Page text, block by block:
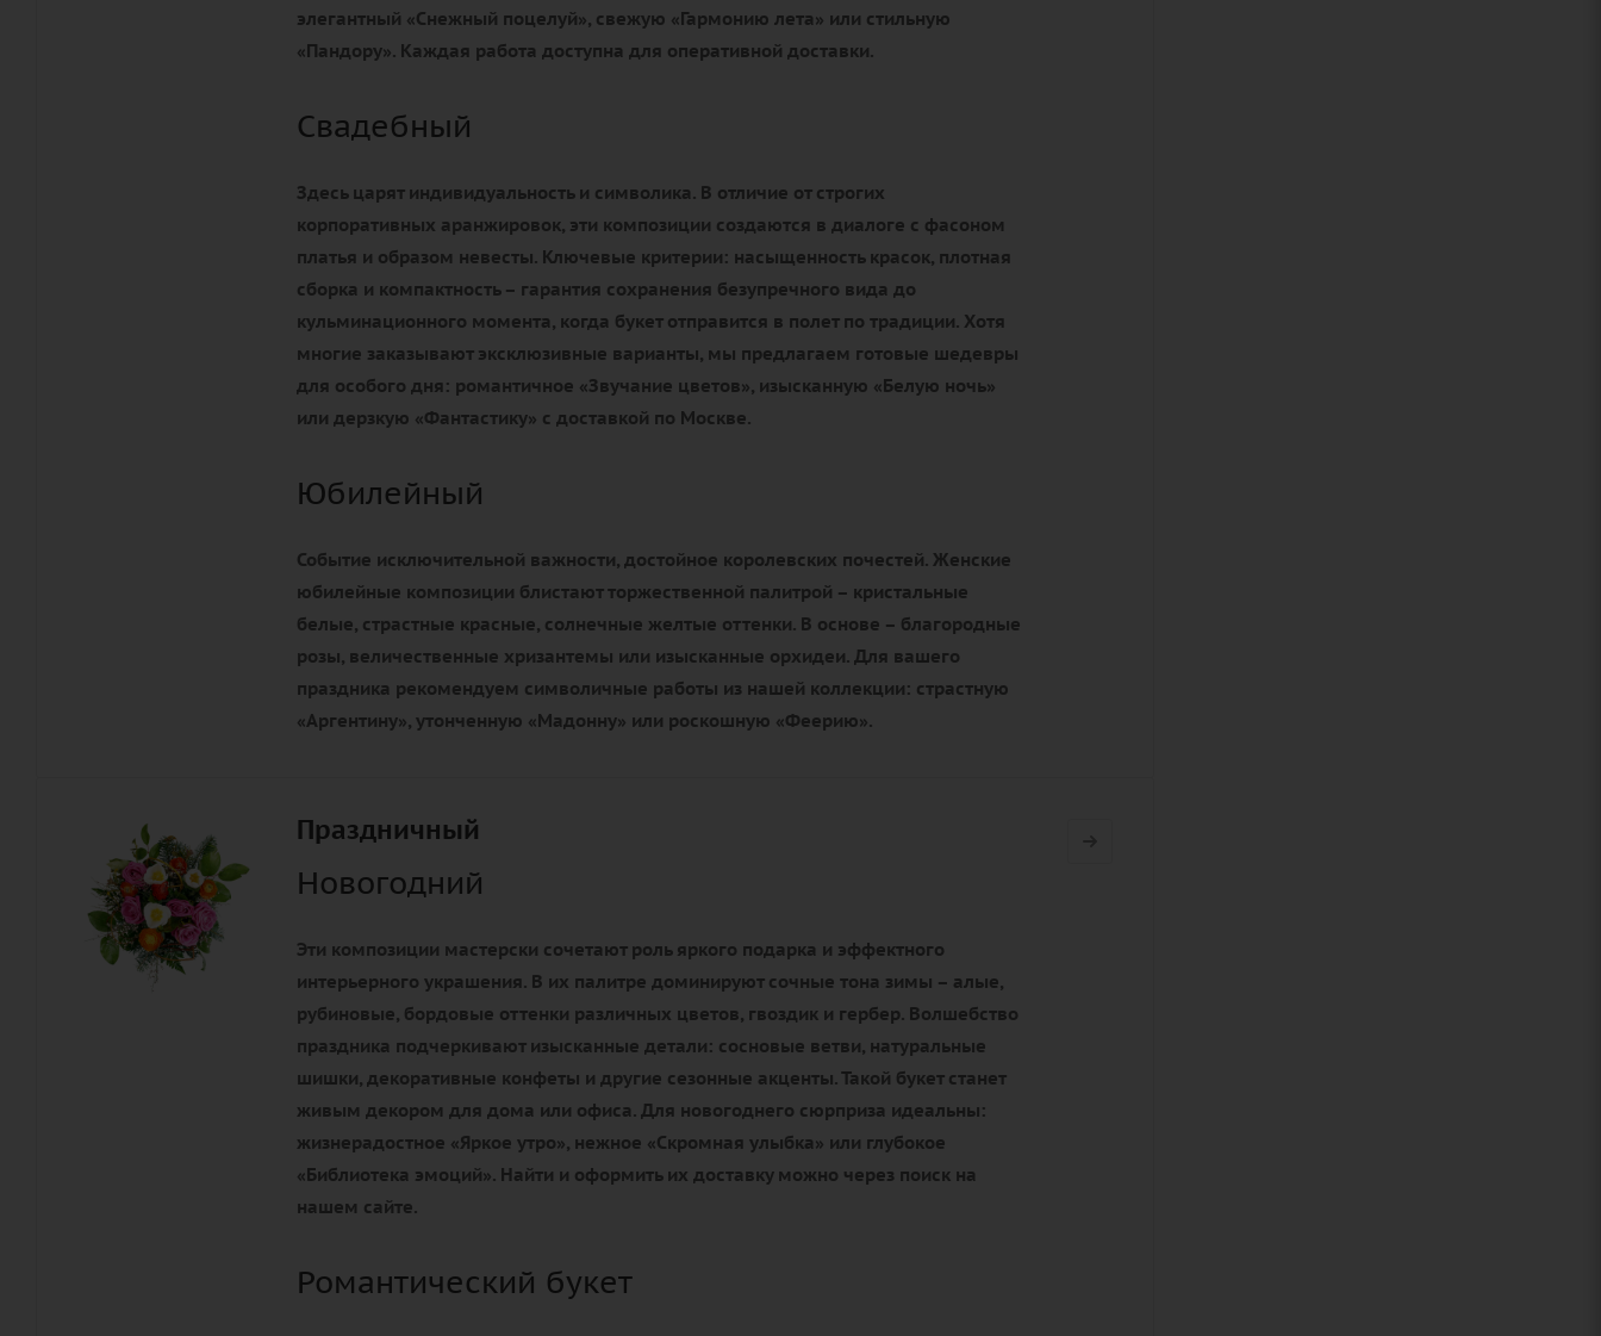
элегантный «Снежный поцелуй», свежую «Гармонию лета» или стильную
«Пандору». Каждая работа доступна для оперативной доставки.
Свадебный
Здесь царят индивидуальность и символика. В отличие от строгих
корпоративных аранжировок, эти композиции создаются в диалоге с фасоном
платья и образом невесты. Ключевые критерии: насыщенность красок, плотная
сборка и компактность – гарантия сохранения безупречного вида до
кульминационного момента, когда букет отправится в полет по традиции. Хотя
многие заказывают эксклюзивные варианты, мы предлагаем готовые шедевры
для особого дня: романтичное «Звучание цветов», изысканную «Белую ночь»
или дерзкую «Фантастику» с доставкой по Москве.
Юбилейный
Событие исключительной важности, достойное королевских почестей. Женские
юбилейные композиции блистают торжественной палитрой – кристальные
белые, страстные красные, солнечные желтые оттенки. В основе – благородные
розы, величественные хризантемы или изысканные орхидеи. Для вашего
праздника рекомендуем символичные работы из нашей коллекции: страстную
«Аргентину», утонченную «Мадонну» или роскошную «Феерию».
Праздничный
Новогодний
Эти композиции мастерски сочетают роль яркого подарка и эффектного
интерьерного украшения. В их палитре доминируют сочные тона зимы – алые,
рубиновые, бордовые оттенки различных цветов, гвоздик и гербер. Волшебство
праздника подчеркивают изысканные детали: сосновые ветви, натуральные
шишки, декоративные конфеты и другие сезонные акценты. Такой букет станет
живым декором для дома или офиса. Для новогоднего сюрприза идеальны:
жизнерадостное «Яркое утро», нежное «Скромная улыбка» или глубокое
«Библиотека эмоций». Найти и оформить их доставку можно через поиск на
нашем сайте.
Романтический букет